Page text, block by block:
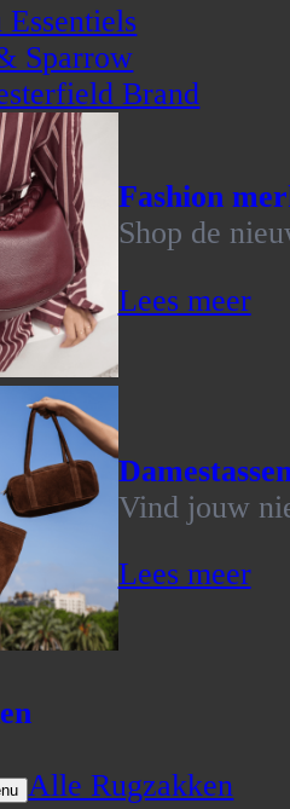
Sparrow
Brand
Fashion
Shop de
Lees meer
Vind jouw
Lees meer
Alle Rugzakken